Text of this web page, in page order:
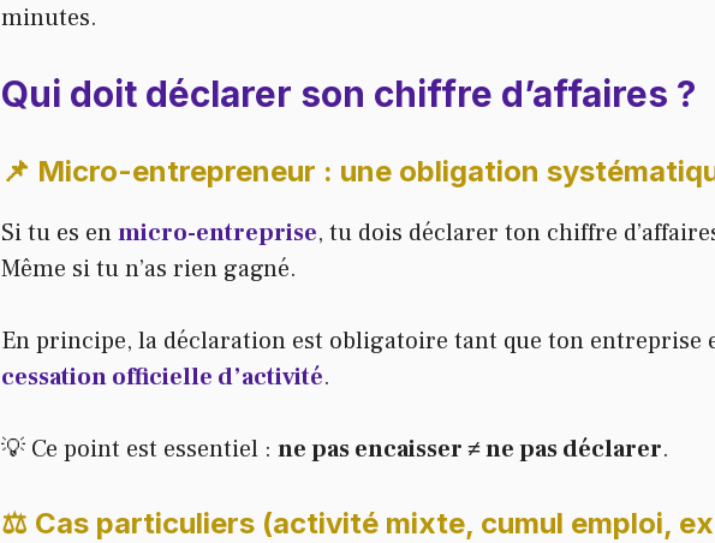
minutes.
Qui doit déclarer son chiffre d’affaires ?
📌 Micro-entrepreneur : une obligation
Si tu es enmicro-entreprise, tu dois déclarer ton chiffre
Même si tu n’as rien gagné.
En principe, la déclaration est obligatoire tant que ton entreprise
cessation officielle d’activité.
💡 Ce point est essentiel : ne pas encaisser ≠ ne pas déclarer.
⚖️ Cas particuliers (activité mixte, cumul emploi,